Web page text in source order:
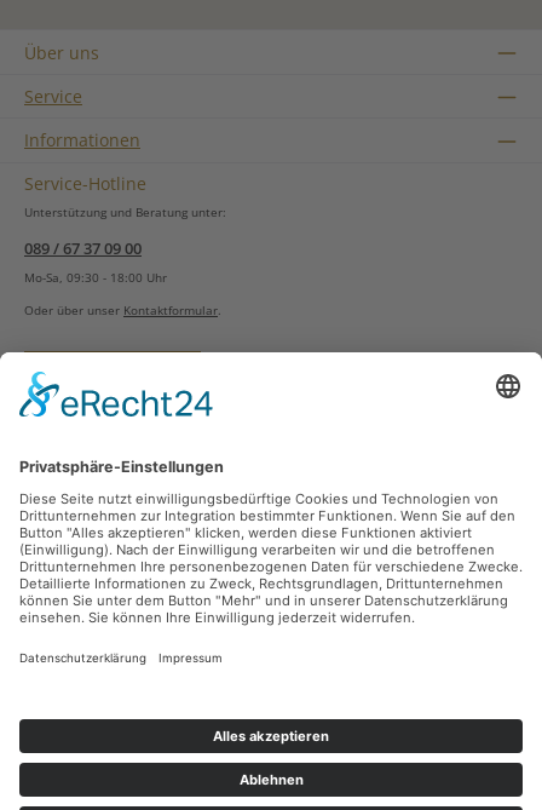
Über uns
Service
Informationen
Service-Hotline
Unterstützung und Beratung unter:
089 / 67 37 09 00
Mo-Sa, 09:30 - 18:00 Uhr
Oder über unser Kontaktformular.
Vertrag widerrufen
Zahlungsarten
Sicher Einkaufen
Ladengeschäft
Newsletter
Facebook Instagram